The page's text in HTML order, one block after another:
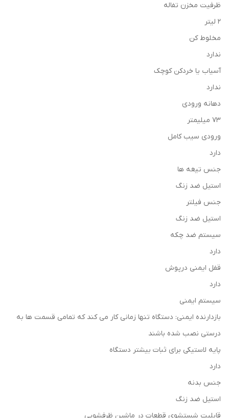
ظرفیت مخزن تفاله
2 لیتر
مخلوط کن
ندارد
آسیاب یا خردکن کوچک
ندارد
دهانه ورودی
73 میلیمتر
ورودی سیب کامل
دارد
جنس تیغه ها
استیل ضد زنگ
جنس فیلتر
استيل ضد زنگ
سیستم ضد چکه
دارد
قفل ایمنی درپوش
دارد
سیستم ایمنی
بازدارنده ایمنی: دستگاه تنها زمانی کار می کند که تمامی قسمت ها به
درستی نصب شده باشند
پایه لاستیکی برای ثبات بیشتر دستگاه
دارد
جنس بدنه
استیل ضد زنگ
قابلیت شستشوی قطعات در ماشین ظرفشویی